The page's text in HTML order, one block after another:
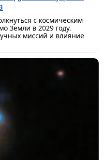
с космическим
Земли в 2029 году.
миссий и влияние